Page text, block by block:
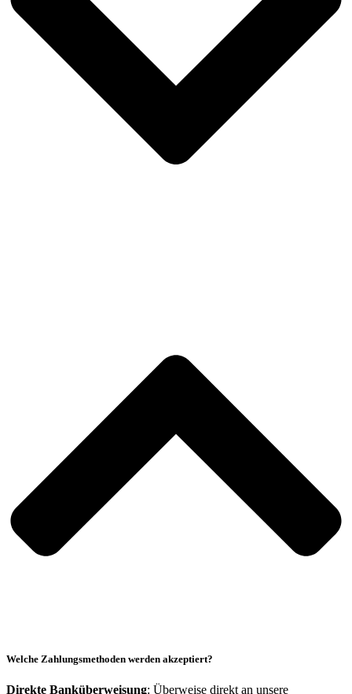
Welche Zahlungsmethoden werden akzeptiert?
Direkte Banküberweisung: Überweise direkt an unsere